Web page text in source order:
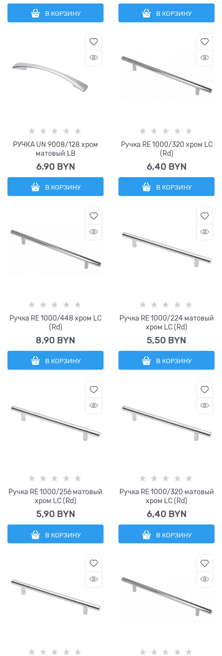
В КОРЗИНУ В КОРЗИНУ
РУЧКА UN 9008/128 хром
матовый LB
6,90 BYN
В КОРЗИНУ
Ручка RE 1000/320 хром LC
(Rd)
6,40 BYN
В КОРЗИНУ
Ручка RE 1000/448 хром LC
(Rd)
8,90 BYN
В КОРЗИНУ
Ручка RE 1000/224 матовый
хром LC (Rd)
5,50 BYN
В КОРЗИНУ
Ручка RE 1000/256 матовый
хром LC (Rd)
5,90 BYN
В КОРЗИНУ
Ручка RE 1000/320 матовый
хром LC (Rd)
6,40 BYN
В КОРЗИНУ